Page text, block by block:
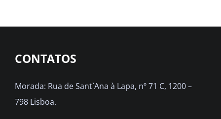
CONTATOS
Morada: Rua de Sant`Ana à Lapa, nº 71 C, 1200 –
798 Lisboa.